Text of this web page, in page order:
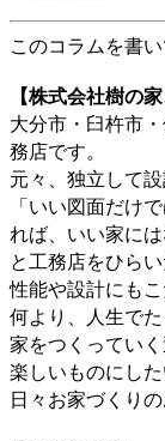
このコラムを書
【株式会社樹の
大分市・臼杵市
務店です。
元々、独立して
「いい図面だけ
れば、いい家には
と工務店をひら
性能や設計にもこ
何より、人生でた
家をつくっていく
楽しいものにした
日々お家づくり